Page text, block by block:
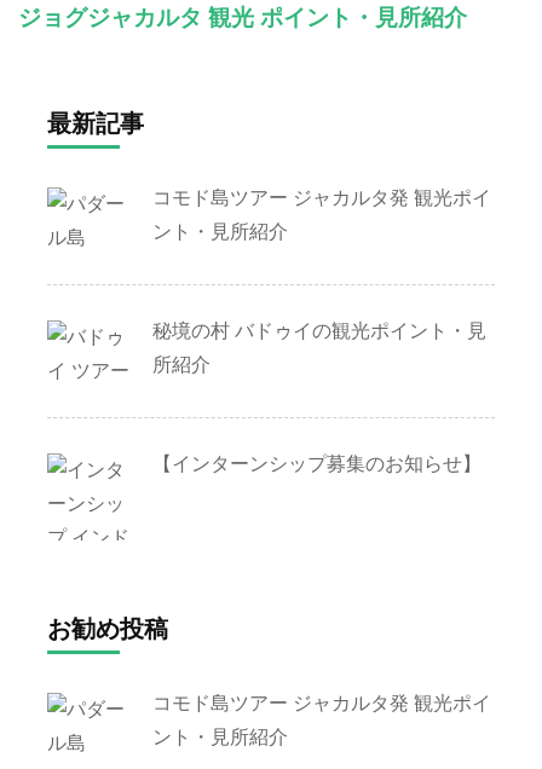
ジョグジャカルタ 観光 ポイント・見所紹介
最新記事
コモド島ツアー ジャカルタ発 観光ポイ
ント・見所紹介
秘境の村 バドゥイの観光ポイント・見
所紹介
【インターンシップ募集のお知らせ】
お勧め投稿
コモド島ツアー ジャカルタ発 観光ポイ
ント・見所紹介